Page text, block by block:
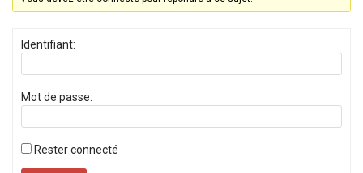
Identifiant:
Mot de passe:
Rester connecté